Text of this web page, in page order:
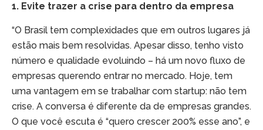
1. Evite trazer a crise para dentro da empresa
“O Brasil tem complexidades que em outros lugares já
estão mais bem resolvidas. Apesar disso, tenho visto
número e qualidade evoluindo – há um novo fluxo de
empresas querendo entrar no mercado. Hoje, tem
uma vantagem em se trabalhar com startup: não tem
crise. A conversa é diferente da de empresas grandes.
O que você escuta é “quero crescer 200% esse ano”, e